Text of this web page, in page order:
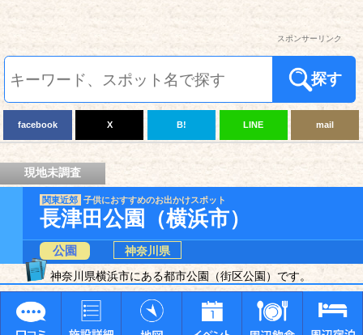
スポンサーリンク
探す
facebook X B! LINE mail
現地未調査
関東近郊 子供におすすめのお出かけスポット
長津田公園（横浜市）
公園
神奈川県
神奈川県横浜市にある都市公園（街区公園）です。